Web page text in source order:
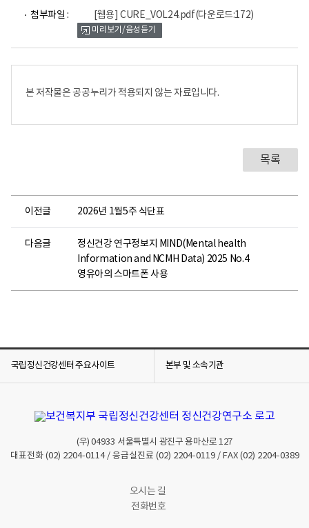
첨부파일 : [웹용] CURE_VOL24.pdf(다운로드:172)
어
미리보기/음성듣기
본 저작물은 공공누리가 적용되지 않는 자료입니다.
목록
이전글 2026년 1월5주 식단표
다음글
정신건강 연구정보지 MIND(Mental health
Information and NCMH Data) 2025 No.4
영유아의 스마트폰 사용
국립정신건강센터 주요사이트 본부 및 소속기관
(우)04933 서울특별시 광진구 용마산로 127
대표전화 (02) 2204-0114/ 응급실진료 (02) 2204-0119/ FAX (02) 2204-0389
오시는 길
전화번호